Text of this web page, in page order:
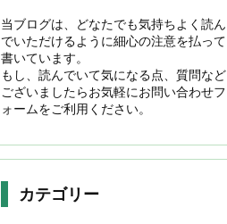
当ブログは、どなたでも気持ちよく読ん
でいただけるように細心の注意を払って
書いています。
もし、読んでいて気になる点、質問など
ございましたらお気軽にお問い合わせフ
ォームをご利用ください。
カテゴリー